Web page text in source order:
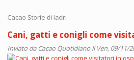
Cacao Storie di ladri
Cani, gatti e conigli come
Inviato daCacao Quotidiano il Ven, 09/11/